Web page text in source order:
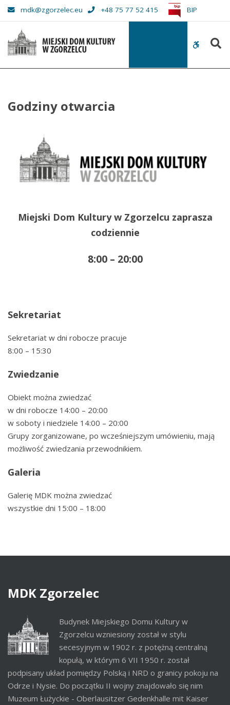
Godziny
otwarcia
mdk@zgorzelec.eu +48 75 77 52 415 BIP
WCAG
Godziny otwarcia
Miejski Dom Kultury w Zgorzelcu zaprasza
codziennie
8:00 – 20:00
Sekretariat
Sekretariat w dni robocze pracuje
8:00 – 15:30
Zwiedzanie
Obiekt można zwiedzać
w dni robocze 14:00 – 20:00
w soboty i niedziele 14:00 – 20:00
Grupy zorganizowane, po wcześniejszym umówieniu, mają
możliwość zwiedzania przewodnikiem.
Galeria
Galerię MDK można zwiedzać
wszystkie dni 15:00 – 18:00
MDK Zgorzelec
Budynek Miejskiego Domu Kultury w
Zgorzelcu wzniesiony został w stylu
secesyjnym w 1902 r. z potężną centralną
kopułą, w którym 6 VII 1950 r. został
podpisany układ pomiędzy Polską i NRD o granicy pokoju na
Odrze i Nysie. Do początku II wojny znajdowało się nim
Muzeum Łużyckie - Oberlausitzer Gedenkhalle mit Kaiser